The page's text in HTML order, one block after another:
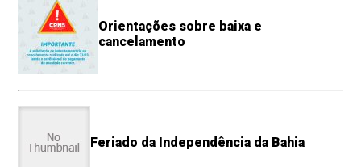
Orientações sobre baixa e
cancelamento
Feriado da Independência da Bahia